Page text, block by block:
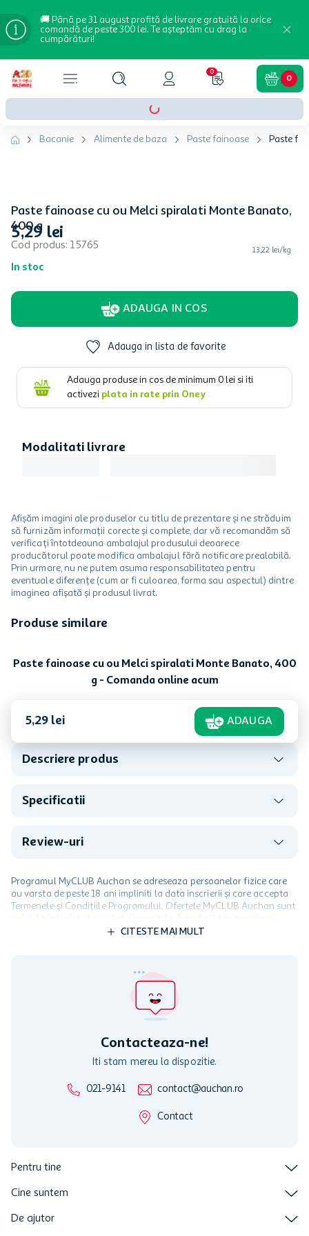
🚚 Până pe 31 august profită de livrare gratuită la orice
comandă de peste 300 lei. Te așteptăm cu drag la
cumpărături!
0
0
Bacanie Alimente de baza Paste fainoase Paste
Paste fainoase cu ou Melci spiralati Monte Banato,
400 g
Cod produs: 15765
In stoc
5,29 lei
13,22 lei/kg
ADAUGA IN COS
Adauga in lista de favorite
Adauga produse in cos de minimum 0 lei si iti
activezi plata in rate prin Oney
Modalitati livrare
Afișăm imagini ale produselor cu titlu de prezentare și ne străduim
să furnizăm informații corecte și complete, dar vă recomandăm să
verificați întotdeauna ambalajul produsului deoarece
producătorul poate modifica ambalajul fără notificare prealabilă.
Prin urmare, nu ne putem asuma responsabilitatea pentru
eventuale diferențe (cum ar fi culoarea, forma sau aspectul) dintre
imaginea afișată și produsul livrat.
Produse similare
Paste fainoase CusCus
19,56 lei/kg
Paste fainoase cu ou fidea
In stoc
5,75 lei
14,38 lei/kg
Paste fainoase cu ou Melci spiralati Monte Banato, 400
Programul MyCLUB Auchan se adreseaza persoanelor fizice care